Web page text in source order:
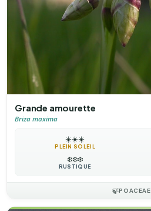
Grande amourette
Briza maxima
☀️☀️☀️
PLEIN SOLEIL
❄️❄️❄️
RUSTIQUE
🍃POACEAE